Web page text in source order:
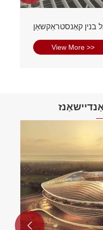
בנין קאַנסטראַקשאַן
View More >>
